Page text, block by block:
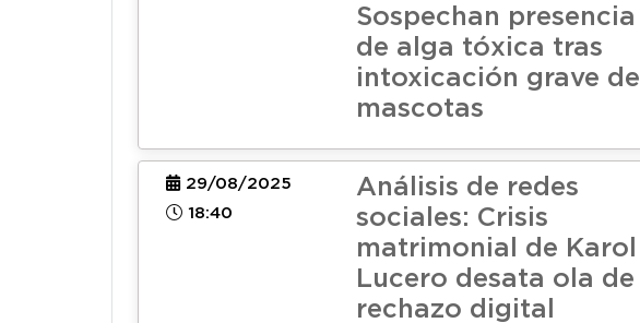
Sospechan presencia
de alga tóxica tras
intoxicación grave de
mascotas
29/08/2025
18:40
Análisis de redes
sociales: Crisis
matrimonial de Karol
Lucero desata ola de
rechazo digital